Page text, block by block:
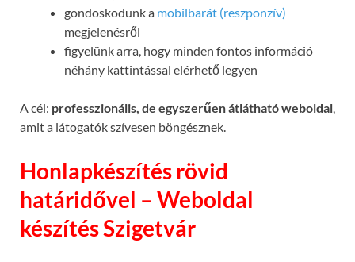
gondoskodunk a mobilbarát (reszponzív)
megjelenésről
figyelünk arra, hogy minden fontos információ
néhány kattintással elérhető legyen
A cél: professzionális, de egyszerűen átlátható weboldal,
amit a látogatók szívesen böngésznek.
Honlapkészítés rövid
határidővel – Weboldal
készítés Szigetvár